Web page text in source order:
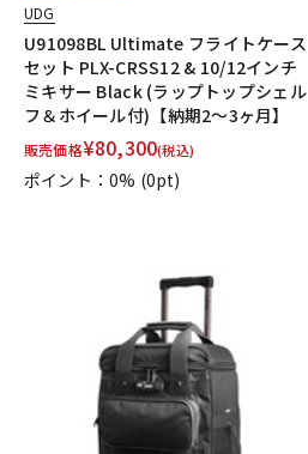
UDG
U91098BL Ultimate フライトケース
セット PLX-CRSS12 & 10/12インチ
ミキサー Black (ラップトップシェル
フ＆ホイール付)【納期2～3ヶ月】
販売価格¥80,300(税込)
ポイント：0% (0pt)